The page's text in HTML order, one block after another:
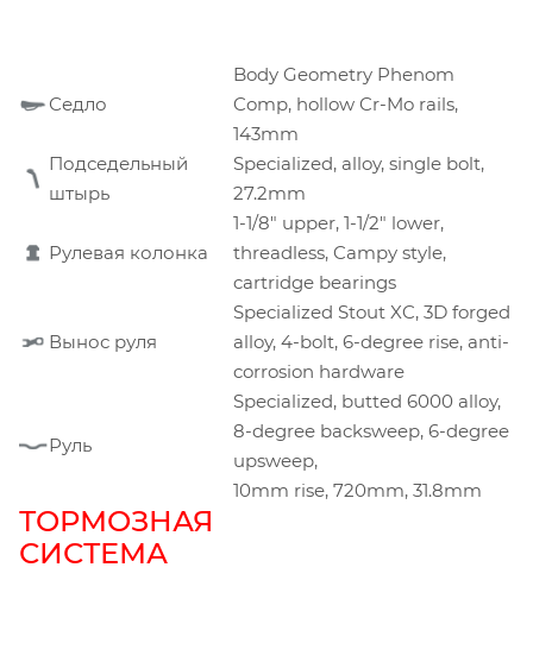
Седло
Body Geometry Phenom
Comp, hollow Cr-Mo rails,
143mm
Подседельный
штырь
Specialized, alloy, single bolt,
27.2mm
Рулевая колонка
1-1/8" upper, 1-1/2" lower,
threadless, Campy style,
cartridge bearings
Вынос руля
Specialized Stout XC, 3D forged
alloy, 4-bolt, 6-degree rise, anti-
corrosion hardware
Руль
Specialized, butted 6000 alloy,
8-degree backsweep, 6-degree
upsweep,
10mm rise, 720mm, 31.8mm
ТОРМОЗНАЯ
СИСТЕМА